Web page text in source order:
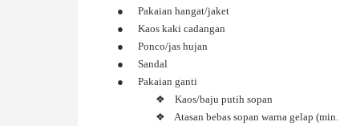
●
Pakaian hangat/jaket
●
Kaos kaki cadangan
●
Ponco/jas hujan
●
Sandal
●
Pakaian ganti
❖
Kaos/baju putih sopan
❖
Atasan bebas sopan warna gelap